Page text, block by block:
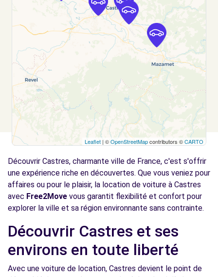
CASTRES, FR-81, 81100
Free2Move Rent - POLO AUTOMOBILES -
LAGARRIGUE (C)
5.1
km
AVENUE JEAN JAURES
LAGARRIGUE, 81090
Voir l'agence
Free2Move Rent - GARAGE BOSCO -
12.3
km
Z.A BORIO NOVO
VIELMUR-SUR-AGOUT, 81570
Free2move Rent - GARAGE BENNE FRERES -
PONT DE LARN
PONT DE LARN, 81660
Leaflet | ©OpenStreetMapcontributors ©CARTO
Découvrir Castres, charmante ville de France, c'est s'offrir
une expérience riche en découvertes. Que vous veniez pour
affaires ou pour le plaisir, la location de voiture à Castres
avec Free2Move vous garantit flexibilité et confort pour
explorer la ville et sa région environnante sans contrainte.
Découvrir Castres et ses
environs en toute liberté
Avec une voiture de location, Castres devient le point de